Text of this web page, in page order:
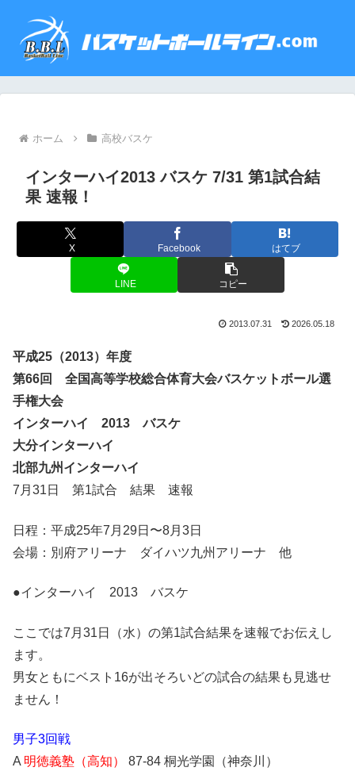
ホーム 高校バスケ
インターハイ2013 バスケ 7/31 第1試合結
果 速報！
X Facebook はてブ
LINE コピー
2013.07.31 2026.05.18
平成25（2013）年度
第66回 全国高等学校総合体育大会バスケットボール選
手権大会
インターハイ 2013 バスケ
大分インターハイ
北部九州インターハイ
7月31日 第1試合 結果 速報
日程：平成25年7月29日〜8月3日
会場：別府アリーナ ダイハツ九州アリーナ 他
●インターハイ 2013 バスケ
ここでは7月31日（水）の第1試合結果を速報でお伝えし
ます。
男女ともにベスト16が出そろいどの試合の結果も見逃せ
ません！
男子3回戦
A 明徳義塾（高知）
87-84 桐光学園（神奈川）